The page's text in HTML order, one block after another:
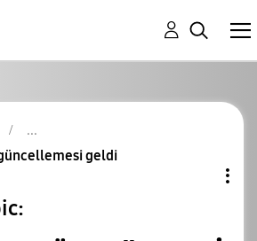
güncellemesi geldi